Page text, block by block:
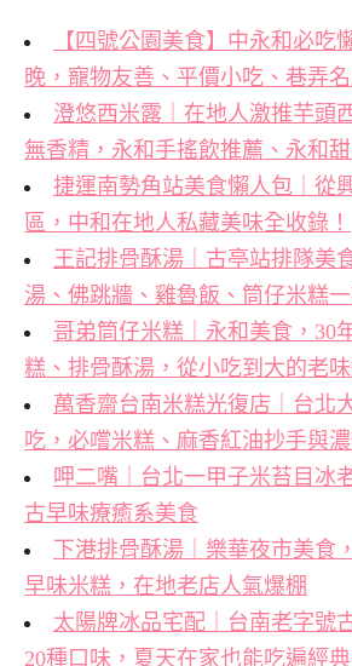
【四號公園美食】中永和必吃
晚，寵物友善、平價小吃、巷弄名
澄悠西米露｜在地人激推芋頭
無香精，永和手搖飲推薦、永和
捷運南勢角站美食懶人包｜從
區，中和在地人私藏美味全收錄！
王記排骨酥湯｜古亭站排隊美
湯、佛跳牆、雞魯飯、筒仔米糕
哥弟筒仔米糕｜永和美食，30
糕、排骨酥湯，從小吃到大的老味
萬香齋台南米糕光復店｜台北
吃，必嚐米糕、麻香紅油抄手與濃
呷二嘴｜台北一甲子米苔目冰
古早味療癒系美食
下港排骨酥湯｜樂華夜市美食
早味米糕，在地老店人氣爆棚
太陽牌冰品宅配｜台南老字號
20種口味，夏天在家也能吃遍經